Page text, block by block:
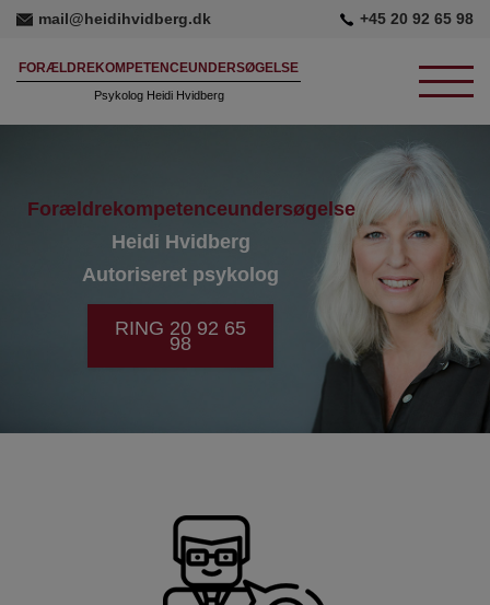
FORÆLDREKOMPETENCEUNDERSØGELSER
Prognosevurdering
Tilknytningsundersøgelser
+45 20 92 65 98
mail@heidihvidberg.dk
FORÆLDREKOMPETENCEUNDERSØGELSE
Psykolog Heidi Hvidberg
Forældrekompetenceundersøgelse
Heidi Hvidberg
Autoriseret psykolog
RING 20 92 65
98